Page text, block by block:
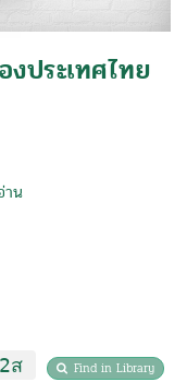
ประเทศไทย
าน
ส Find in Library